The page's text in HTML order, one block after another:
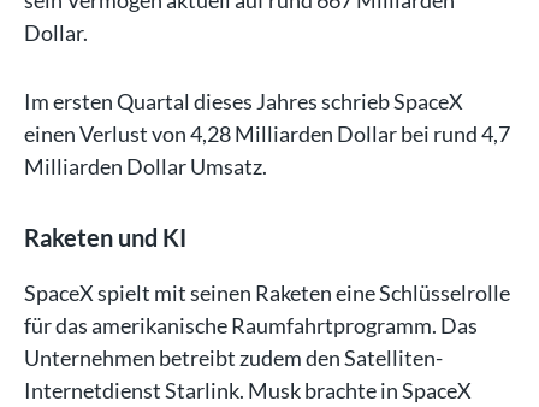
Dollar.
Im ersten Quartal dieses Jahres schrieb SpaceX
einen Verlust von 4,28 Milliarden Dollar bei rund 4,7
Milliarden Dollar Umsatz.
Raketen und KI
SpaceX spielt mit seinen Raketen eine Schlüsselrolle
für das amerikanische Raumfahrtprogramm. Das
Unternehmen betreibt zudem den Satelliten-
Internetdienst Starlink. Musk brachte in SpaceX